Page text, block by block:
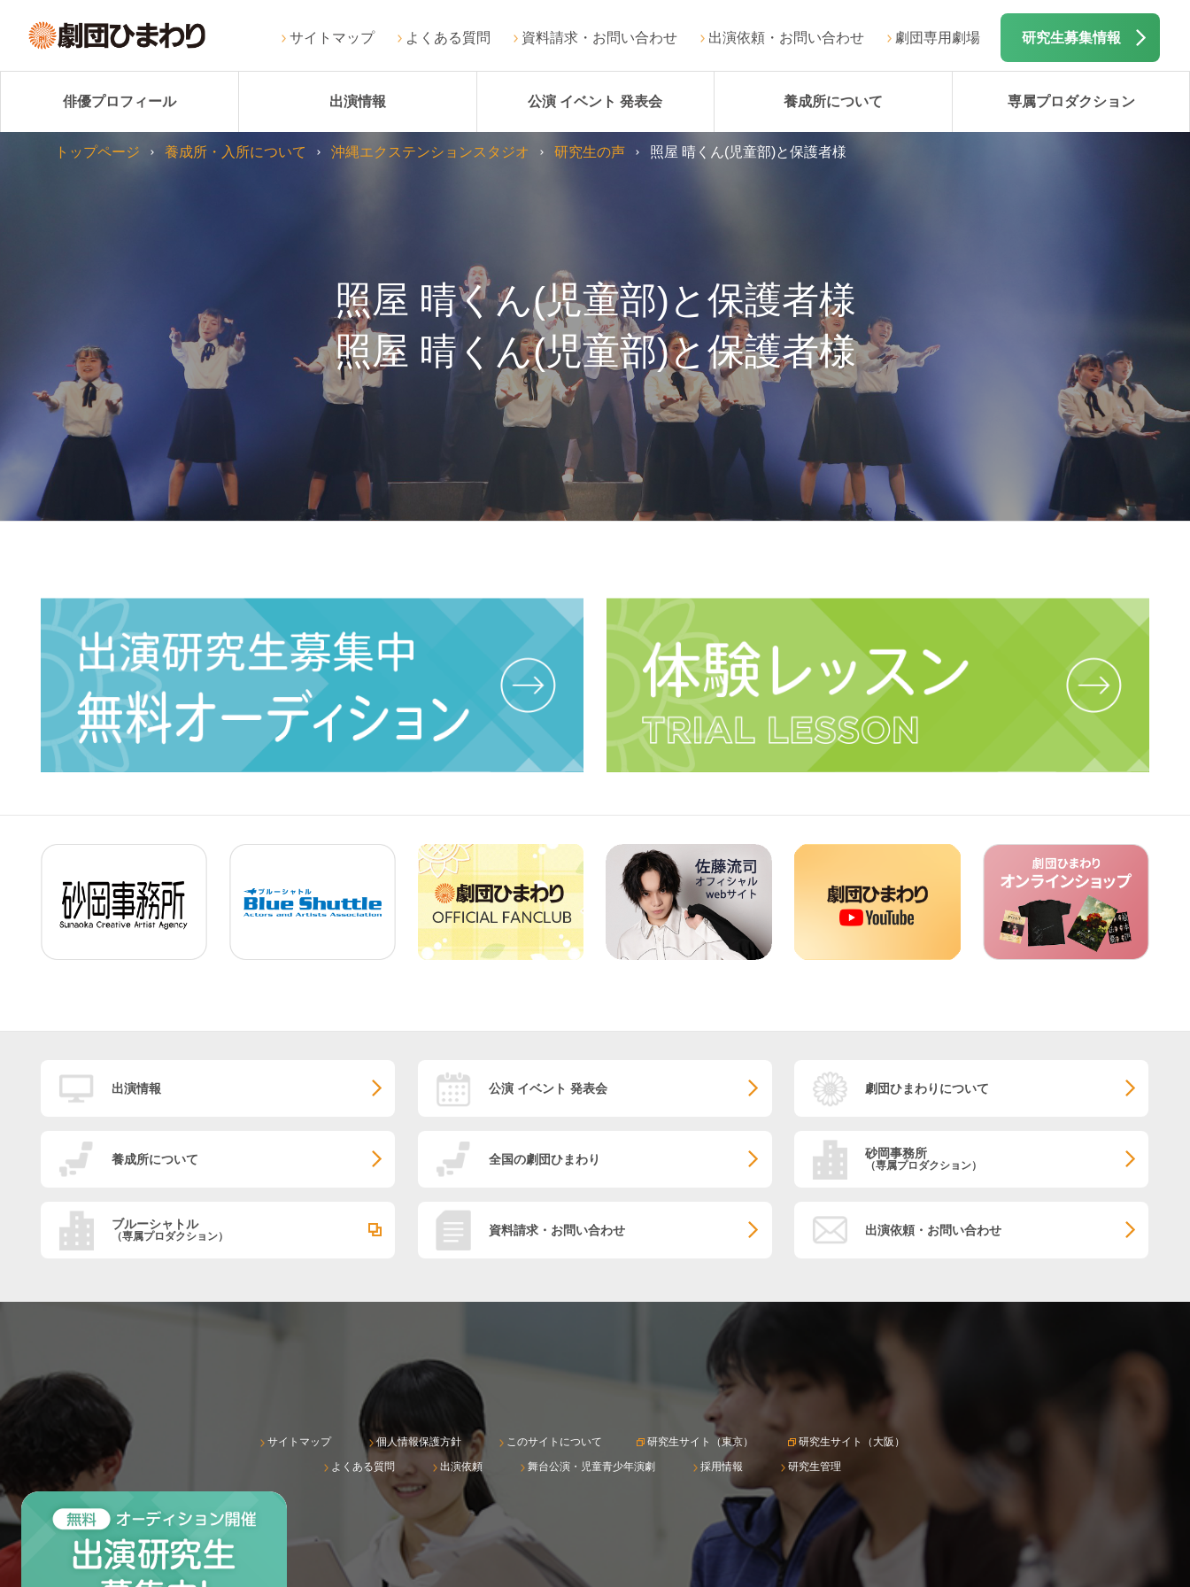
サイトマップ よくある質問 資料請求・お問い合わせ 出演依頼・お問い合わせ 劇団専用劇場 研究生募集情報
俳優プロフィール 出演情報 公演 イベント 発表会 養成所について 専属プロダクション
照屋 晴くん(児童部)と保護者様
照屋 晴くん(児童部)と保護者様
トップページ 養成所・入所について 沖縄エクステンションスタジオ 研究生の声 照屋 晴くん(児童部)と保護者様
出演情報 公演 イベント 発表会 劇団ひまわりについて
養成所について 全国の劇団ひまわり 砂岡事務所
（専属プロダクション）
ブルーシャトル
（専属プロダクション） 資料請求・お問い合わせ 出演依頼・お問い合わせ
サイトマップ 個人情報保護方針 このサイトについて 研究生サイト（東京）
研究生サイト（大阪）
よくある質問
出演依頼 舞台公演・児童青少年演劇 採用情報 研究生管理